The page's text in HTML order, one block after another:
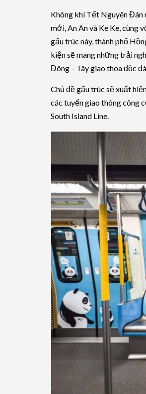
Không khí Tết Nguyên Đán
mới, An An và Ke Ke, cùng
gấu trúc này, thành phố
kiện sẽ mang những trải
Đông – Tây giao thoa độc
Chủ đề gấu trúc sẽ xuất
các tuyến giao thông công
South Island Line.